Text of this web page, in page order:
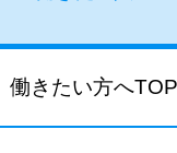
働きたい方へTOP